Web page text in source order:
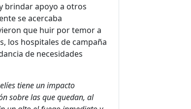
brindar apoyo a otros
se acercaba
que huir por temor a
los hospitales de campaña
de necesidades
tiene un impacto
sobre las que quedan, al